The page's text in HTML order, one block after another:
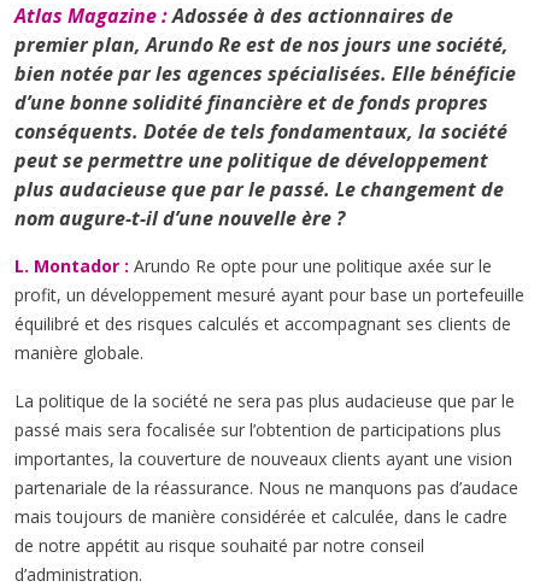
Atlas Magazine :Adossée à des actionnaires de
premier plan, Arundo Re est de nos jours une société,
bien notée par les agences spécialisées. Elle bénéficie
d’une bonne solidité financière et de fonds propres
conséquents. Dotée de tels fondamentaux, la société
peut se permettre une politique de développement
plus audacieuse que par le passé. Le changement de
nom augure-t-il d’une nouvelle ère ?
L. Montador : Arundo Re opte pour une politique axée sur le
profit, un développement mesuré ayant pour base un portefeuille
équilibré et des risques calculés et accompagnant ses clients de
manière globale.
La politique de la société ne sera pas plus audacieuse que par le
passé mais sera focalisée sur l’obtention de participations plus
importantes, la couverture de nouveaux clients ayant une vision
partenariale de la réassurance. Nous ne manquons pas d’audace
mais toujours de manière considérée et calculée, dans le cadre
de notre appétit au risque souhaité par notre conseil
d’administration.